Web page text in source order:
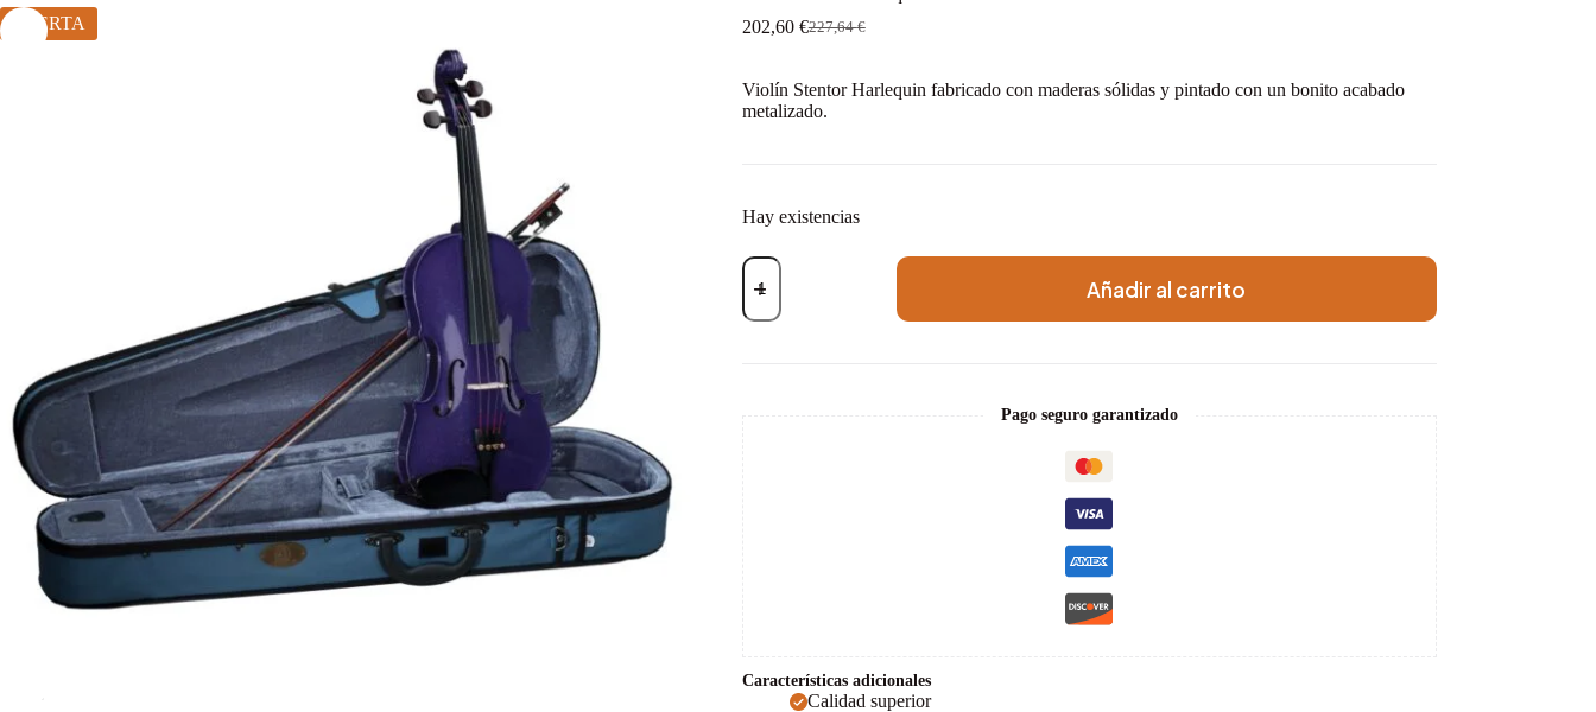
OFERTA 227,64€
El
original
era:
227,64 €.
202,60 €El
actual
es:
202,60 €.
Violín Stentor Harlequin fabricado con maderas sólidas y pintado con un bonito acabado
metalizado.
Hay existencias
Violín
Stentor
1/4
Añadir al carrito
Pago seguro garantizado
Características adicionales
Calidad superior